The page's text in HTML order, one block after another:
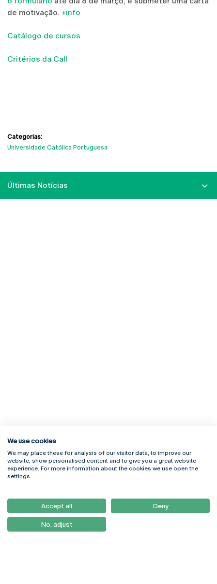
de motivação. +info
Catálogo de cursos
Critérios da Call
Categorias:
Universidade Católica Portuguesa
Últimas Notícias
Rua Diogo Botelho 1327
4169-005 Porto
+351 226 196 240
Campus Online
Webmail
Como Chegar
Newsletter
We use cookies
We may place these for analysis of our visitor data, to improve our
website, show personalised content and to give you a great website
experience. For more information about the cookies we use open the
settings.
Accept all Deny
No, adjust